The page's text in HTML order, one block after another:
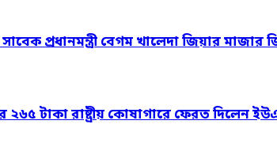
প্রধানমন্ত্রী বেগম খালেদা জিয়ার মাজার
টাকা রাষ্ট্রীয় কোষাগারে ফেরত দিলেন